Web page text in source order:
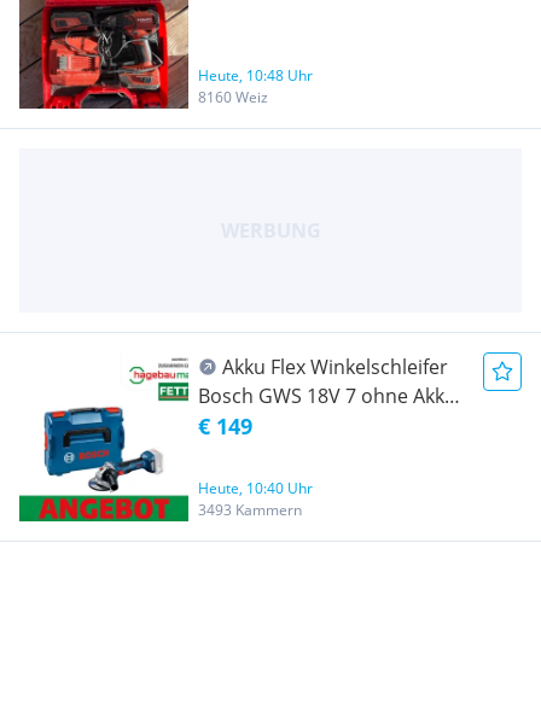
Heute, 10:48 Uhr
8160 Weiz
Akku Flex Winkelschleifer
Bosch GWS 18V 7 ohne Akku
Hagebau Fetter Angebot
€ 149
Heute, 10:40 Uhr
3493 Kammern